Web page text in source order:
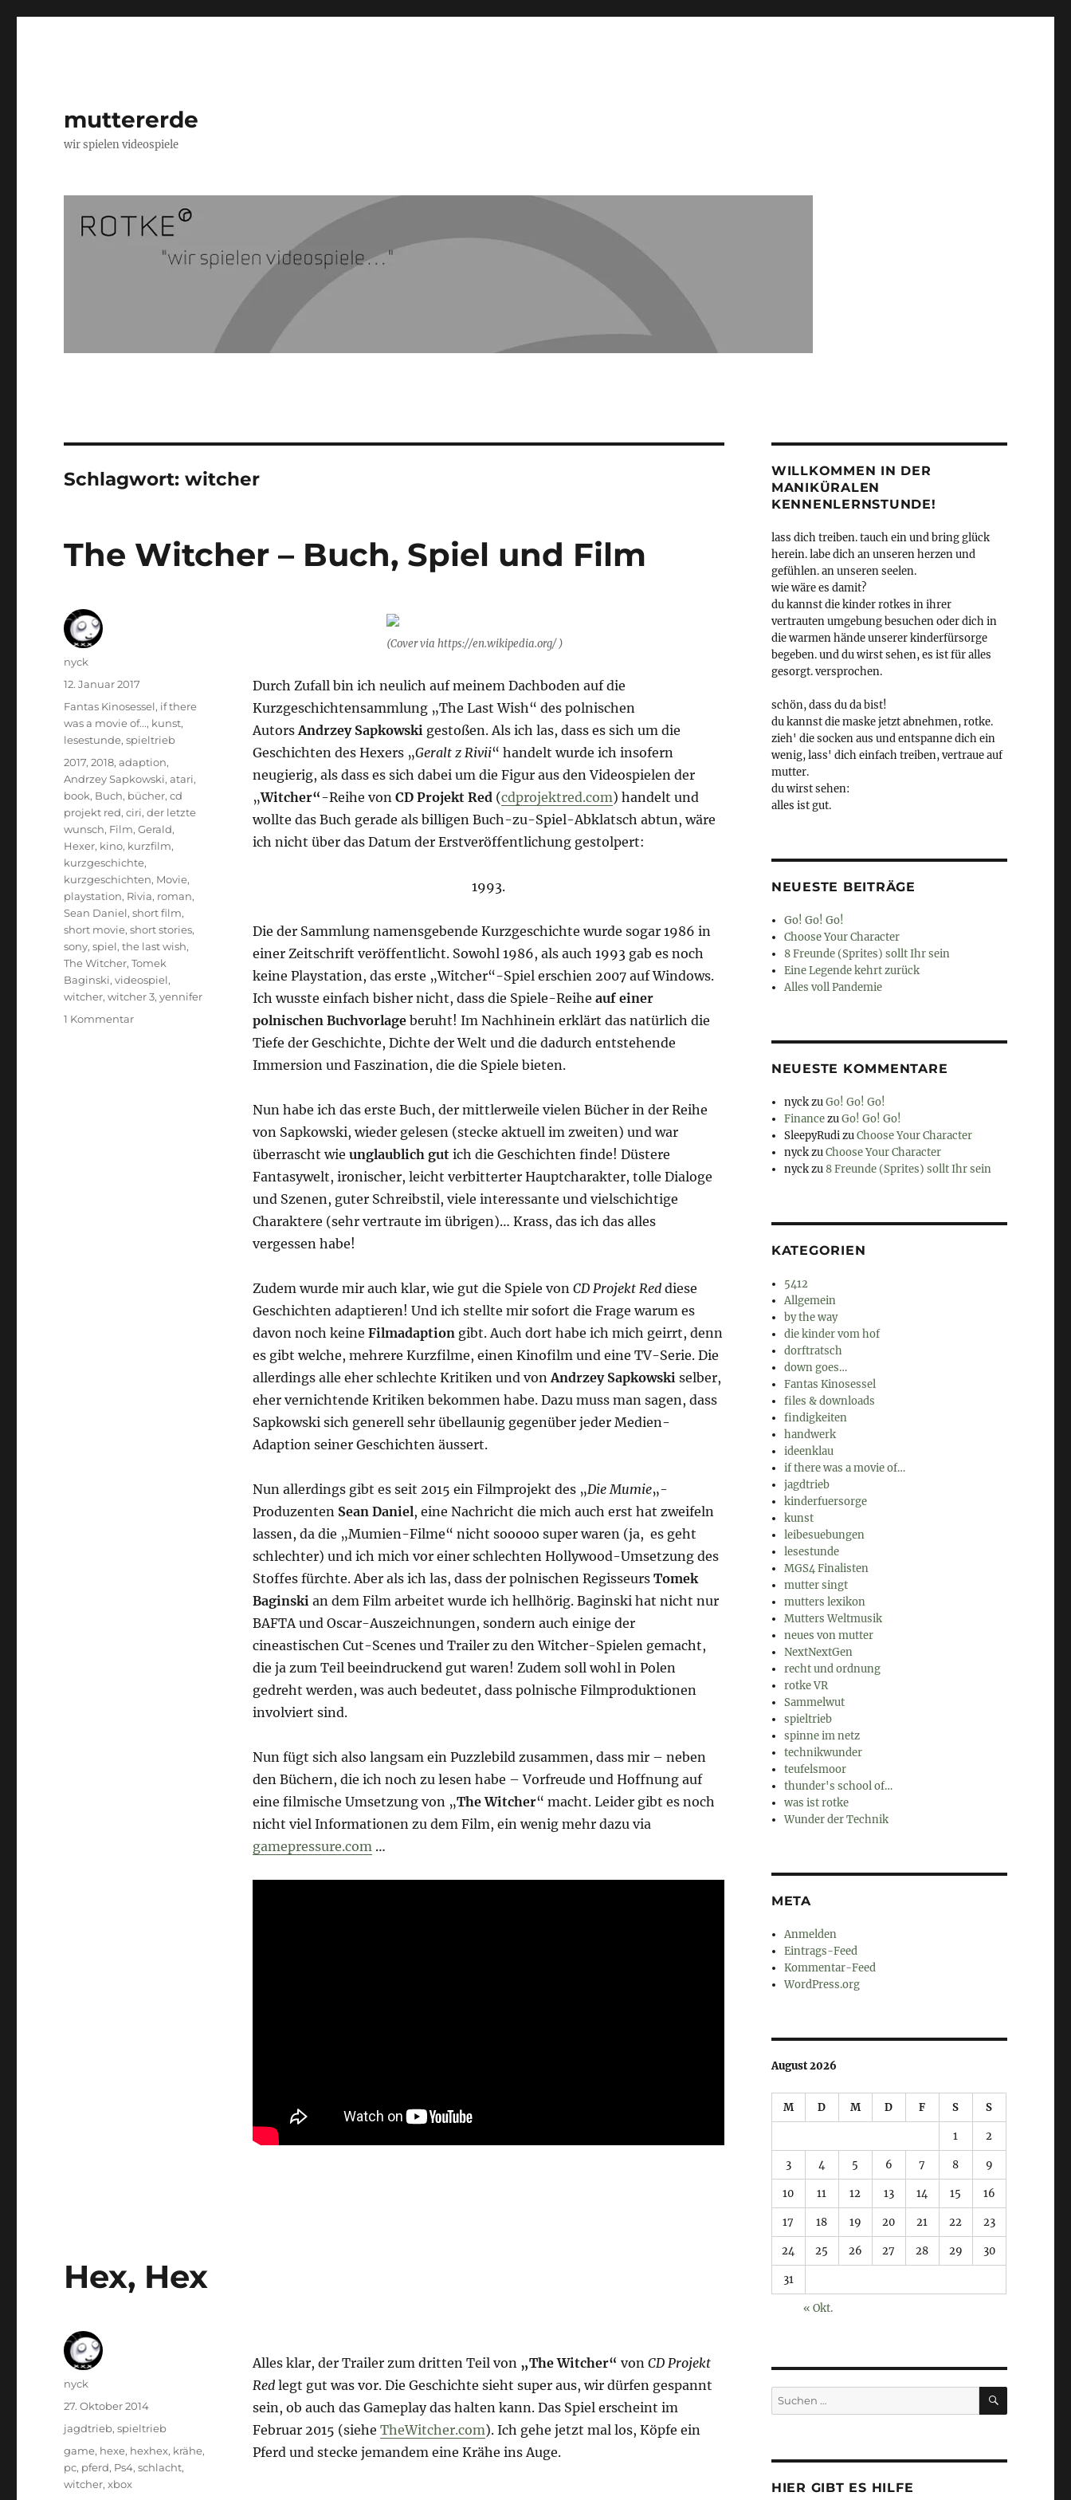
muttererde
wir spielen videospiele
Schlagwort:witcher
The Witcher – Buch, Spiel und Film
(Cover via https://en.wikipedia.org/ )
Durch Zufall bin ich neulich auf meinem Dachboden auf die
Kurzgeschichtensammlung „The Last Wish“ des polnischen
Autors Andrzey Sapkowski gestoßen. Als ich las, dass es sich um die
Geschichten des Hexers „Geralt z Rivii“ handelt wurde ich insofern
neugierig, als dass es sich dabei um die Figur aus den Videospielen der
„Witcher“-Reihe von CD Projekt Red (cdprojektred.com) handelt und
wollte das Buch gerade als billigen Buch-zu-Spiel-Abklatsch abtun, wäre
ich nicht über das Datum der Erstveröffentlichung gestolpert:
1993.
Die der Sammlung namensgebende Kurzgeschichte wurde sogar 1986 in
einer Zeitschrift veröffentlicht. Sowohl 1986, als auch 1993 gab es noch
keine Playstation, das erste „Witcher“-Spiel erschien 2007 auf Windows.
Ich wusste einfach bisher nicht, dass die Spiele-Reihe auf einer
polnischen Buchvorlageberuht! Im Nachhinein erklärt das natürlich die
Tiefe der Geschichte, Dichte der Welt und die dadurch entstehende
Immersion und Faszination, die die Spiele bieten.
Nun habe ich das erste Buch, der mittlerweile vielen Bücher in der Reihe
von Sapkowski, wieder gelesen (stecke aktuell im zweiten) und war
überrascht wie unglaublich gutich die Geschichten finde! Düstere
Fantasywelt, ironischer, leicht verbitterter Hauptcharakter, tolle Dialoge
und Szenen, guter Schreibstil, viele interessante und vielschichtige
Charaktere (sehr vertraute im übrigen)… Krass, das ich das alles
vergessen habe!
Zudem wurde mir auch klar, wie gut die Spiele von CD Projekt Reddiese
Geschichten adaptieren! Und ich stellte mir sofort die Frage warum es
davon noch keine Filmadaption gibt. Auch dort habe ich mich geirrt, denn
es gibt welche, mehrere Kurzfilme, einen Kinofilm und eine TV-Serie. Die
allerdings alle eher schlechte Kritiken und von Andrzey Sapkowski selber,
eher vernichtende Kritiken bekommen habe. Dazu muss man sagen, dass
Sapkowski sich generell sehr übellaunig gegenüber jeder Medien-
Adaption seiner Geschichten äussert.
Nun allerdings gibt es seit 2015 ein Filmprojekt des „Die Mumie„-
Produzenten Sean Daniel, eine Nachricht die mich auch erst hat zweifeln
lassen, da die „Mumien-Filme“ nicht sooooo super waren (ja, es geht
schlechter) und ich mich vor einer schlechten Hollywood-Umsetzung des
Stoffes fürchte. Aber als ich las, dass der polnischen Regisseurs Tomek
Baginski an dem Film arbeitet wurde ich hellhörig. Baginski hat nicht nur
BAFTA und Oscar-Auszeichnungen, sondern auch einige der
cineastischen Cut-Scenes und Trailer zu den Witcher-Spielen gemacht,
die ja zum Teil beeindruckend gut waren! Zudem soll wohl in Polen
gedreht werden, was auch bedeutet, dass polnische Filmproduktionen
involviert sind.
Nun fügt sich also langsam ein Puzzlebild zusammen, dass mir – neben
den Büchern, die ich noch zu lesen habe – Vorfreude und Hoffnung auf
eine filmische Umsetzung von „The Witcher“ macht. Leider gibt es noch
nicht viel Informationen zu dem Film, ein wenig mehr dazu via
gamepressure.com …
Autor
nyck
Veröffentlicht
12. Januar 2017
Kategorien
Fantas Kinosessel, if there
was a movie of..., kunst,
lesestunde,spieltrieb
Schlagwörter
2017,2018,adaption,
Andrzey Sapkowski,atari,
book, Buch, bücher,cd
projekt red,ciri,der letzte
wunsch, Film,Gerald,
Hexer, kino, kurzfilm,
kurzgeschichte,
kurzgeschichten, Movie,
playstation, Rivia, roman,
Sean Daniel,short film,
short movie,short stories,
sony,spiel,the last wish,
The Witcher,Tomek
Baginski,videospiel,
witcher,witcher 3,yennifer
1 Kommentarzu
Hex, Hex
Alles klar, der Trailer zum dritten Teil von „The Witcher“ von CD Projekt
Redlegt gut was vor. Die Geschichte sieht super aus, wir dürfen gespannt
sein, ob auch das Gameplay das halten kann. Das Spiel erscheint im
Februar 2015 (siehe TheWitcher.com). Ich gehe jetzt mal los, Köpfe ein
Pferd und stecke jemandem eine Krähe ins Auge.
Autor
nyck
Veröffentlicht
am
27. Oktober 2014
Kategorien
jagdtrieb,spieltrieb
Schlagwörter
game, hexe, hexhex, krähe,
pc, pferd, Ps4,schlacht,
witcher,xbox
WILLKOMMEN IN DER
MANIKÜRALEN
KENNENLERNSTUNDE!
lass dich treiben. tauch ein und bring glück
herein. labe dich an unseren herzen und
gefühlen. an unseren seelen.
wie wäre es damit?
du kannst die kinder rotkes in ihrer
vertrauten umgebung besuchen oder dich in
die warmen hände unserer kinderfürsorge
begeben. und du wirst sehen, es ist für alles
gesorgt. versprochen.
schön, dass du da bist!
du kannst die maske jetzt abnehmen, rotke.
zieh' die socken aus und entspanne dich ein
wenig, lass' dich einfach treiben, vertraue auf
mutter.
du wirst sehen:
alles ist gut.
NEUESTE BEITRÄGE
Go! Go! Go!
Choose Your Character
8 Freunde (Sprites) sollt Ihr sein
Eine Legende kehrt zurück
Alles voll Pandemie
NEUESTE KOMMENTARE
nyckzuGo! Go! Go!
FinancezuGo! Go! Go!
SleepyRudizuChoose Your Character
nyckzuChoose Your Character
nyckzu 8 Freunde (Sprites) sollt Ihr sein
KATEGORIEN
5412
Allgemein
by the way
die kinder vom hof
dorftratsch
down goes…
Fantas Kinosessel
files & downloads
findigkeiten
handwerk
ideenklau
if there was a movie of…
jagdtrieb
kinderfuersorge
kunst
leibesuebungen
lesestunde
MGS4 Finalisten
mutter singt
mutters lexikon
Mutters Weltmusik
neues von mutter
NextNextGen
recht und ordnung
rotke VR
Sammelwut
spieltrieb
spinne im netz
technikwunder
teufelsmoor
thunder's school of…
was ist rotke
Wunder der Technik
META
Anmelden
Eintrags-Feed
Kommentar-Feed
WordPress.org
August 2026
M D M D F S S
1 2
3 4 5 6 7 8 9
10 11 12 13 14 15 16
17 18 19 20 21 22 23
24 25 26 27 28 29 30
31
« Okt.
Suchen
nach:
SUCHEN
HIER GIBT ES HILFE